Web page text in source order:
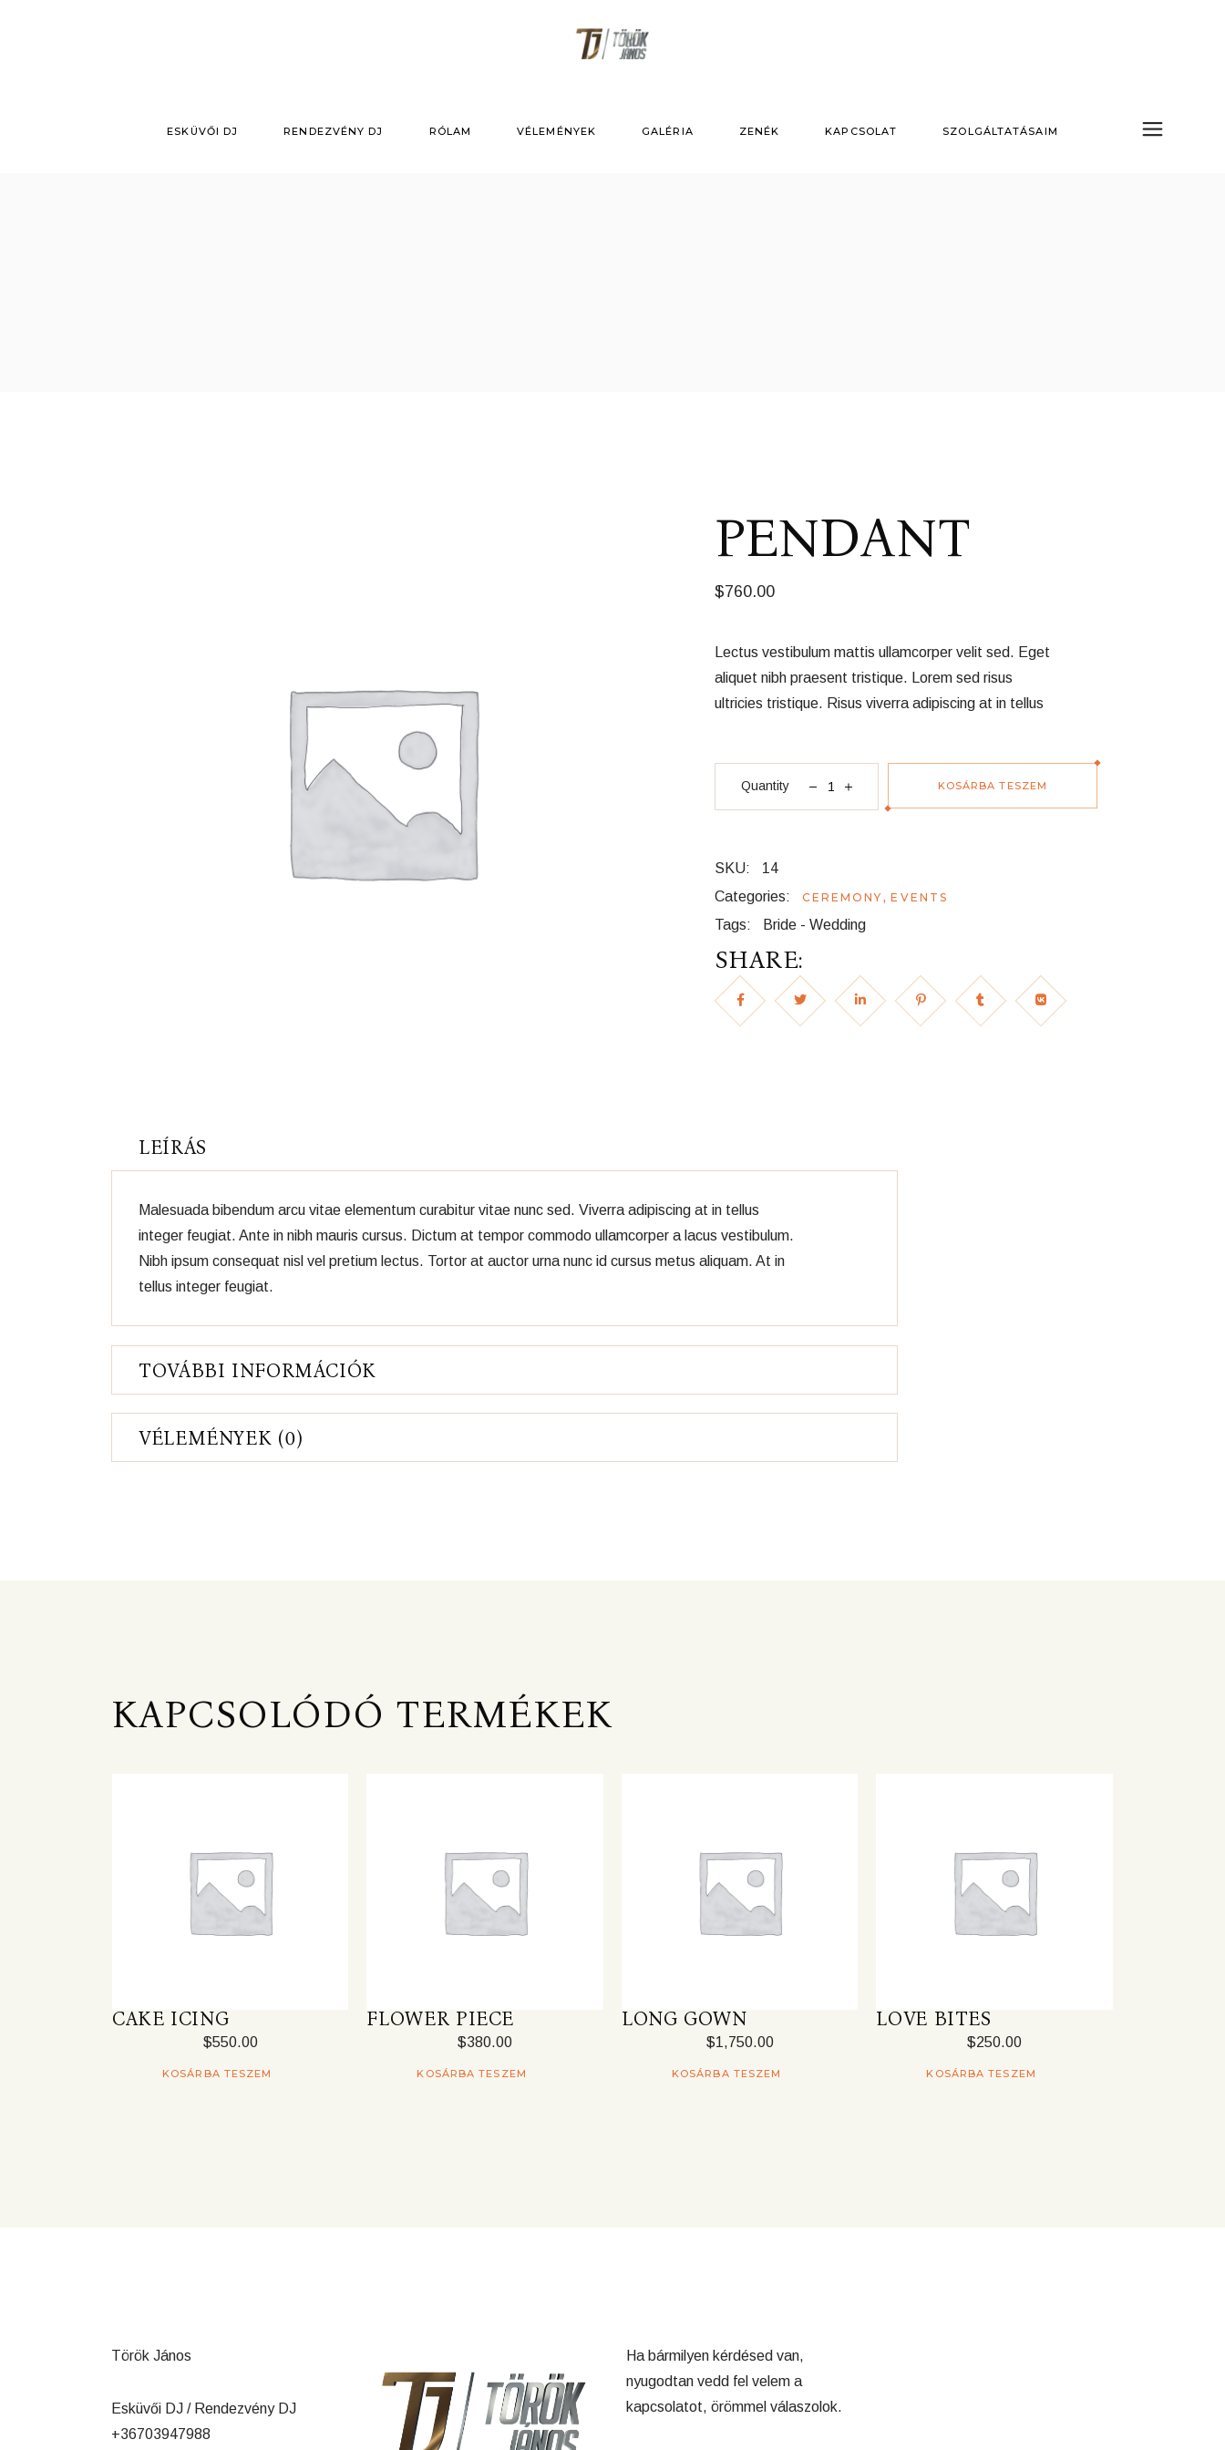
ESKÜVŐI DJ RENDEZVÉNY DJ RÓLAM VÉLEMÉNYEK GALÉRIA ZENÉK KAPCSOLAT SZOLGÁLTATÁSAIM
PENDANT
$760.00
Lectus vestibulum mattis ullamcorper velit sed. Eget
aliquet nibh praesent tristique. Lorem sed risus
ultricies tristique. Risus viverra adipiscing at in tellus
Quantity
Pendant quantity
KOSÁRBA TESZEM
SKU:
14
Categories:
CEREMONY ,EVENTS
Tags: Bride- Wedding
SHARE:
LEÍRÁS
Malesuada bibendum arcu vitae elementum curabitur vitae nunc sed. Viverra adipiscing at in tellus
integer feugiat. Ante in nibh mauris cursus. Dictum at tempor commodo ullamcorper a lacus vestibulum.
Nibh ipsum consequat nisl vel pretium lectus. Tortor at auctor urna nunc id cursus metus aliquam. At in
tellus integer feugiat.
TOVÁBBI INFORMÁCIÓK
VÉLEMÉNYEK (0)
KAPCSOLÓDÓ TERMÉKEK
CAKE ICING
$550.00
KOSÁRBA TESZEM
FLOWER PIECE
$380.00
KOSÁRBA TESZEM
LONG GOWN
$1,750.00
KOSÁRBA TESZEM
LOVE BITES
$250.00
KOSÁRBA TESZEM
Török János
Esküvői DJ / Rendezvény DJ
+36703947988
Ha bármilyen kérdésed van,
nyugodtan vedd fel velem a
kapcsolatot, örömmel válaszolok.